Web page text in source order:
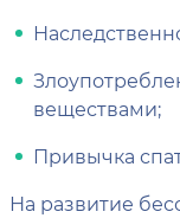
веществами;
Привычка
На развитие